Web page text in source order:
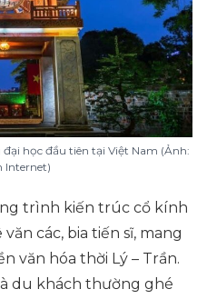
học đầu tiên tại Việt Nam (Ảnh:
Internet)
trình kiến trúc cổ kính
các, bia tiến sĩ, mang
văn hóa thời Lý – Trần.
du khách thường ghé